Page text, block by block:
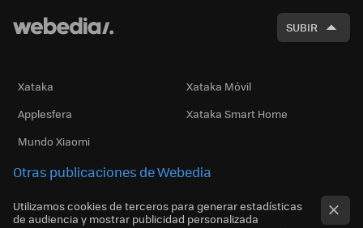
SUBIR
Xataka
Xataka Móvil
Applesfera
Xataka Smart Home
Mundo Xiaomi
Otras publicaciones de Webedia
Utilizamos cookies de terceros para generar estadísticas
de audiencia y mostrar publicidad personalizada